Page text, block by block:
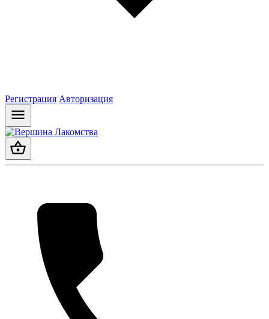
Регистрация Авторизация